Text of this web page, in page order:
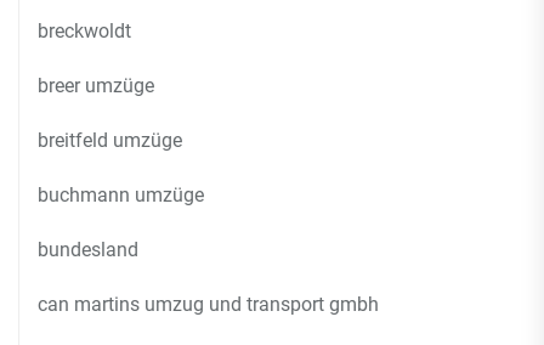
breckwoldt
breer umzüge
breitfeld umzüge
buchmann umzüge
bundesland
can martins umzug und transport gmbh